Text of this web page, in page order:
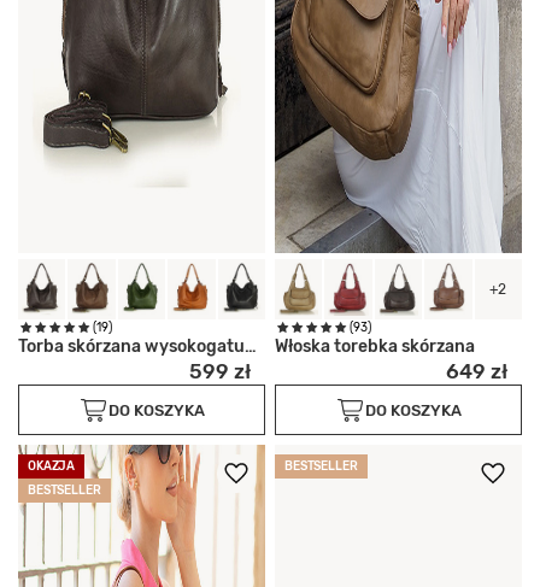
(19)
Torba skórzana wysokogatunkowa
599 zł
DO KOSZYKA
+2
(93)
Włoska torebka skórzana
649 zł
DO KOSZYKA
OKAZJA
BESTSELLER
BESTSELLER